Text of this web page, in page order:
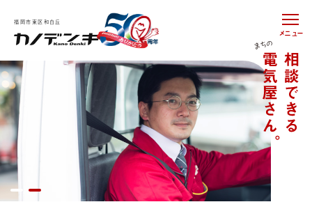
メニュー
福岡市東区和白丘